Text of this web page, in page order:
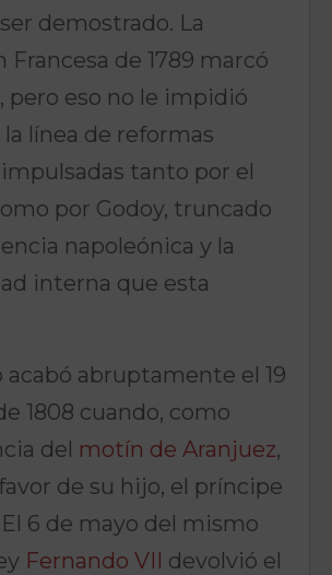
demostrado. ​ La
Francesa de 1789 marcó
pero eso no le impidió
línea de reformas
tanto por el
por Godoy, truncado
napoleónica y la
interna que esta
acabó abruptamente el 19
1808 cuando, como
del motín de Aranjuez,
de su hijo, el príncipe
6 de mayo del mismo
Fernando VII devolvió el